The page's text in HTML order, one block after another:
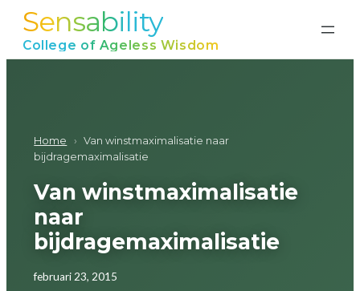
naarSensability
College of Ageless Wisdom
Home ›
Van winstmaximalisatie naar
bijdragemaximalisatie
Van winstmaximalisatie
naar
bijdragemaximalisatie
februari 23, 2015